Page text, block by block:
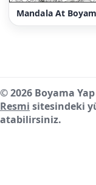
Mandala At
© 2026 Boyama Yap
Resmi sitesindeki
atabilirsiniz.